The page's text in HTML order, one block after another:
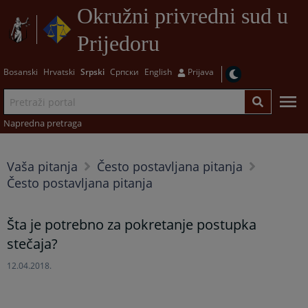
Okružni privredni sud u
Prijedoru
Bosanski Hrvatski Srpski Српски English Prijava
Napredna pretraga
Vaša pitanja
Često postavljana pitanja
Često postavljana pitanja
Šta je potrebno za pokretanje postupka
stečaja?
12.04.2018.